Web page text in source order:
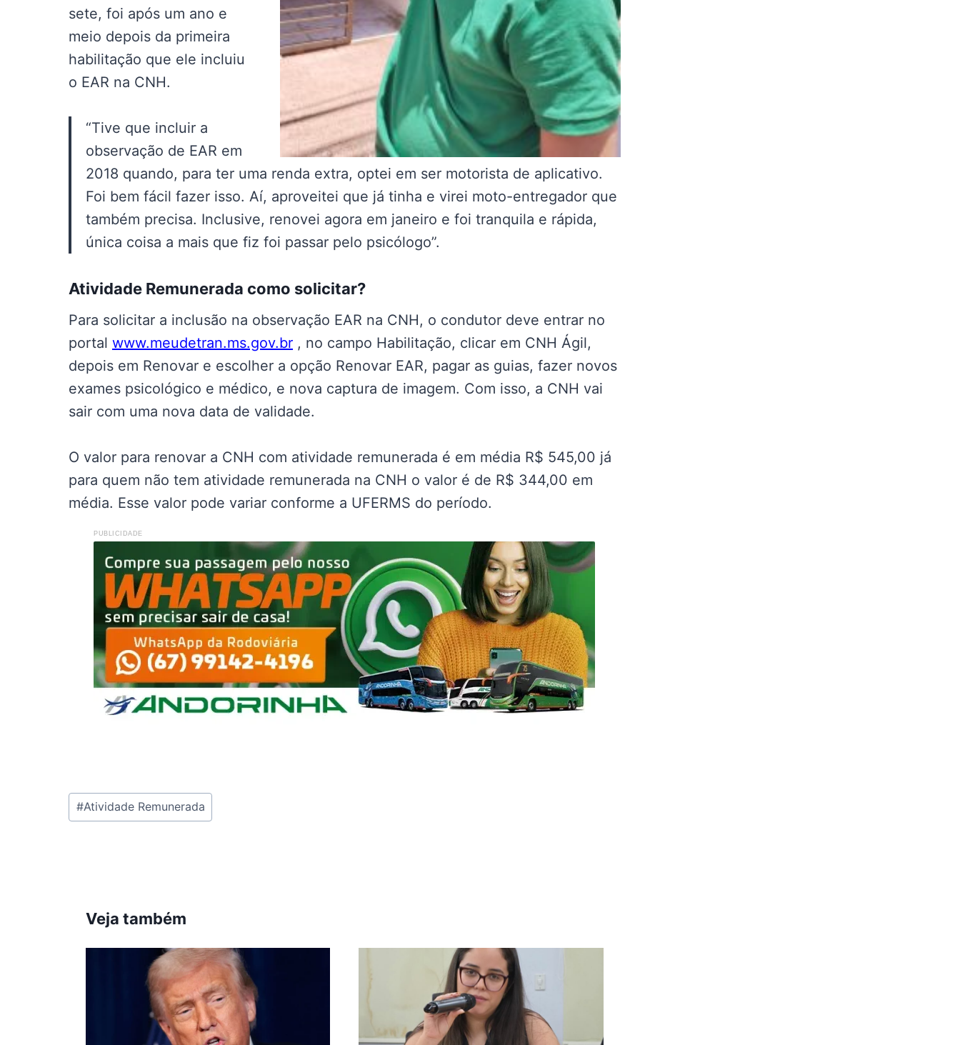
sete, foi após um ano e
meio depois da primeira
habilitação que ele incluiu
o EAR na CNH.
“Tive que incluir a
observação de EAR em
2018 quando, para ter uma renda extra, optei em ser motorista de aplicativo.
Foi bem fácil fazer isso. Aí, aproveitei que já tinha e virei moto-entregador que
também precisa. Inclusive, renovei agora em janeiro e foi tranquila e rápida,
única coisa a mais que fiz foi passar pelo psicólogo”.
Atividade Remunerada como solicitar?
Para solicitar a inclusão na observação EAR na CNH, o condutor deve entrar no
portal www.meudetran.ms.gov.br , no campo Habilitação, clicar em CNH Ágil,
depois em Renovar e escolher a opção Renovar EAR, pagar as guias, fazer novos
exames psicológico e médico, e nova captura de imagem. Com isso, a CNH vai
sair com uma nova data de validade.
O valor para renovar a CNH com atividade remunerada é em média R$ 545,00 já
para quem não tem atividade remunerada na CNH o valor é de R$ 344,00 em
média. Esse valor pode variar conforme a UFERMS do período.
PUBLICIDADE
Tags
do
#Atividade Remunerada
Veja também